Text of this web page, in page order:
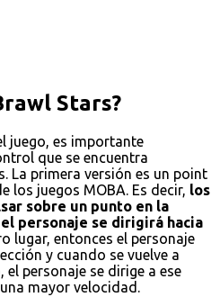
Stars?
juego, es importante
que se encuentra
La primera versión es un point
los juegos MOBA. Es decir, los
sobre un punto en la
personaje se dirigirá hacia
lugar, entonces el personaje
y cuando se vuelve a
personaje se dirige a ese
mayor velocidad.